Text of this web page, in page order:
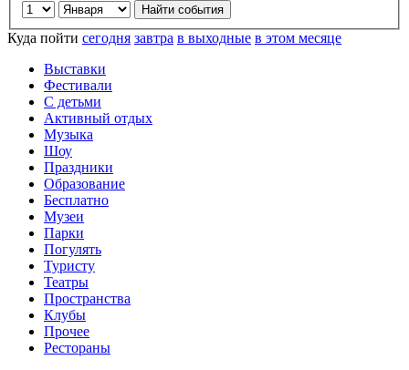
Куда пойти сегодня завтра в выходные в этом месяце
Выставки
Фестивали
С детьми
Активный отдых
Музыка
Шоу
Праздники
Образование
Бесплатно
Музеи
Парки
Погулять
Туристу
Театры
Пространства
Клубы
Прочее
Рестораны